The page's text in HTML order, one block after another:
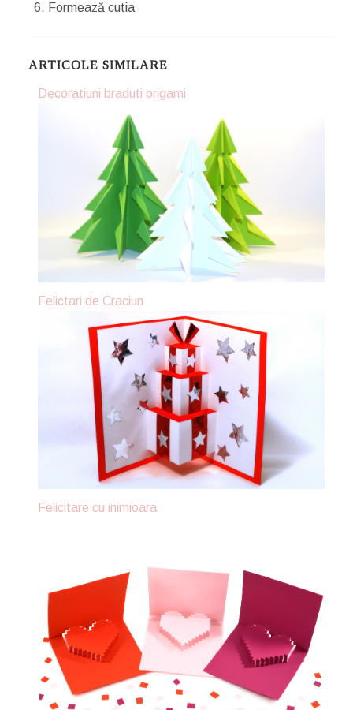
Formează cutia
ARTICOLE SIMILARE
Decoratiuni braduti origami
Felictari de Craciun
Felicitare cu inimioara